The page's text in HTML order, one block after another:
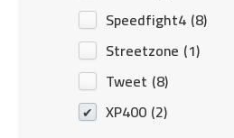
Speedfight4 (8)
Streetzone (1)
Tweet (8)
XP400 (2)